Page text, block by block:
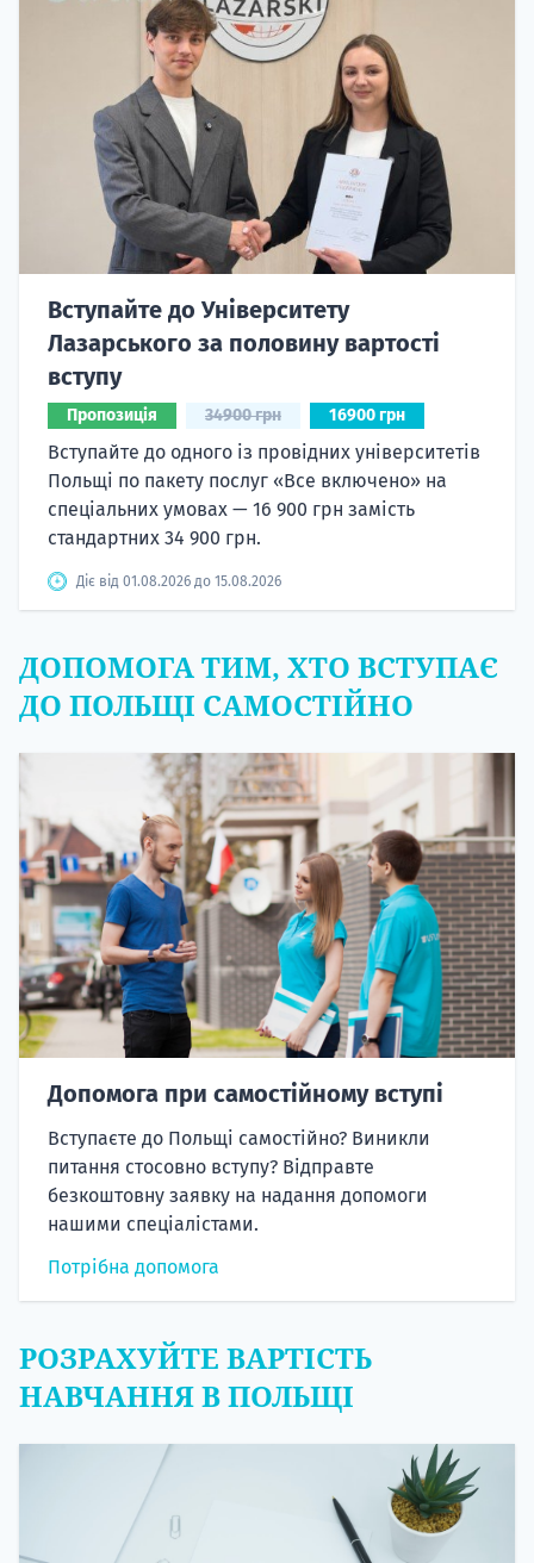
Вступайте до Університету
Лазарського за половину вартості
вступу
Пропозиція 34900 грн 16900 грн
Вступайте до одного із провідних університетів
Польщі по пакету послуг «Все включено» на
спеціальних умовах — 16 900 грн замість
стандартних 34 900 грн.
Діє від 01.08.2026 до 15.08.2026
ДОПОМОГА ТИМ, ХТО ВСТУПАЄ
ДО ПОЛЬЩІ САМОСТІЙНО
Допомога при самостійному вступі
Вступаєте до Польщі самостійно? Виникли
питання стосовно вступу? Відправте
безкоштовну заявку на надання допомоги
нашими спеціалістами.
Потрібна допомога
РОЗРАХУЙТЕ ВАРТІСТЬ
НАВЧАННЯ В ПОЛЬЩІ